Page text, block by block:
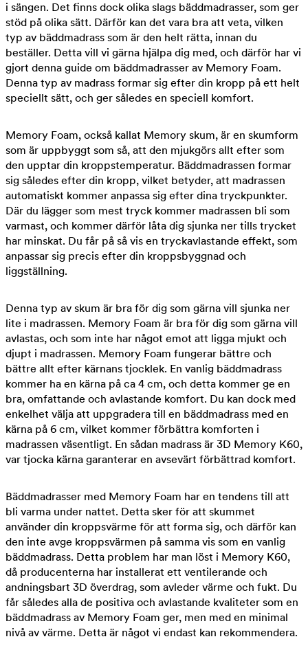
i sängen. Det finns dock olika slags bäddmadrasser, som ger
stöd på olika sätt. Därför kan det vara bra att veta, vilken
typ av bäddmadrass som är den helt rätta, innan du
beställer. Detta vill vi gärna hjälpa dig med, och därför har vi
gjort denna guide om bäddmadrasser av Memory Foam.
Denna typ av madrass formar sig efter din kropp på ett helt
speciellt sätt, och ger således en speciell komfort.
Memory Foam, också kallat Memory skum, är en skumform
som är uppbyggt som så, att den mjukgörs allt efter som
den upptar din kroppstemperatur. Bäddmadrassen formar
sig således efter din kropp, vilket betyder, att madrassen
automatiskt kommer anpassa sig efter dina tryckpunkter.
Där du lägger som mest tryck kommer madrassen bli som
varmast, och kommer därför låta dig sjunka ner tills trycket
har minskat. Du får på så vis en tryckavlastande effekt, som
anpassar sig precis efter din kroppsbyggnad och
liggställning.
Denna typ av skum är bra för dig som gärna vill sjunka ner
lite i madrassen. Memory Foam är bra för dig som gärna vill
avlastas, och som inte har något emot att ligga mjukt och
djupt i madrassen. Memory Foam fungerar bättre och
bättre allt efter kärnans tjocklek. En vanlig bäddmadrass
kommer ha en kärna på ca 4 cm, och detta kommer ge en
bra, omfattande och avlastande komfort. Du kan dock med
enkelhet välja att uppgradera till en bäddmadrass med en
kärna på 6 cm, vilket kommer förbättra komforten i
madrassen väsentligt. En sådan madrass är 3D Memory K60,
var tjocka kärna garanterar en avsevärt förbättrad komfort.
Bäddmadrasser med Memory Foam har en tendens till att
bli varma under nattet. Detta sker för att skummet
använder din kroppsvärme för att forma sig, och därför kan
den inte avge kroppsvärmen på samma vis som en vanlig
bäddmadrass. Detta problem har man löst i Memory K60,
då producenterna har installerat ett ventilerande och
andningsbart 3D överdrag, som avleder värme och fukt. Du
får således alla de positiva och avlastande kvaliteter som en
bäddmadrass av Memory Foam ger, men med en minimal
nivå av värme. Detta är något vi endast kan rekommendera.